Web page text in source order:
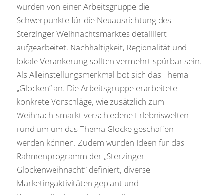
wurden von einer Arbeitsgruppe die
Schwerpunkte für die Neuausrichtung des
Sterzinger Weihnachtsmarktes detailliert
aufgearbeitet. Nachhaltigkeit, Regionalität und
lokale Verankerung sollten vermehrt spürbar sein.
Als Alleinstellungsmerkmal bot sich das Thema
„Glocken“ an. Die Arbeitsgruppe erarbeitete
konkrete Vorschläge, wie zusätzlich zum
Weihnachtsmarkt verschiedene Erlebniswelten
rund um um das Thema Glocke geschaffen
werden können. Zudem wurden Ideen für das
Rahmenprogramm der „Sterzinger
Glockenweihnacht“ definiert, diverse
Marketingaktivitäten geplant und